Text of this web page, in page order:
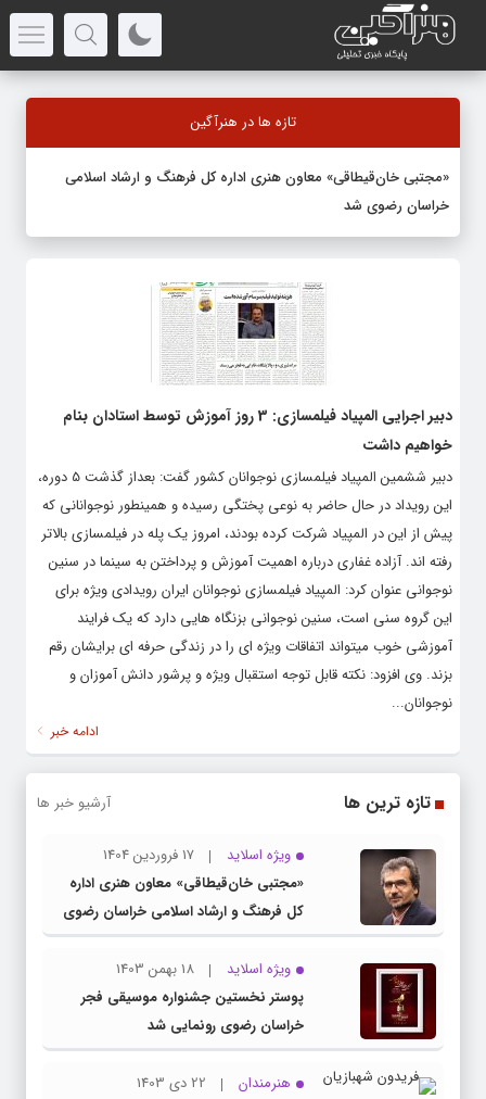
تازه ها در هنرآگین
«مجتبی خان‌قیطاقی» معاون هنری اداره کل فرهنگ و ارشاد اسلامی
خراسان رضوی شد
دبیر اجرایی المپیاد فیلمسازی: 3 روز آموزش توسط استادان بنام
خواهیم داشت
دبیر ششمین المپیاد فیلمسازی نوجوانان کشور گفت: بعداز گذشت 5 دوره،
این رویداد در حال حاضر به نوعی پختگی رسیده و همینطور نوجوانانی که
پیش از این در المپیاد شرکت کرده بودند، امروز یک پله در فیلمسازی بالاتر
رفته اند. آزاده غفاری درباره اهمیت آموزش و پرداختن به سینما در سنین
نوجوانی عنوان کرد: المپیاد فیلمسازی نوجوانان ایران رویدادی ویژه برای
این گروه سنی است، سنین نوجوانی بزنگاه هایی دارد که یک فرایند
آموزشی خوب میتواند اتفاقات ویژه ای را در زندگی حرفه ای برایشان رقم
بزند. وی افزود: نکته قابل توجه استقبال ویژه و پرشور دانش آموزان و
نوجوانان...
ادامه خبر
تازه ترین ها آرشیو خبر ها
ویژه اسلاید
17 فروردین 1404
«مجتبی خان‌قیطاقی» معاون هنری اداره
کل فرهنگ و ارشاد اسلامی خراسان رضوی
شد
ویژه اسلاید
18 بهمن 1403
پوستر نخستین جشنواره موسیقی فجر
خراسان رضوی رونمایی شد
هنرمندان
22 دی 1403